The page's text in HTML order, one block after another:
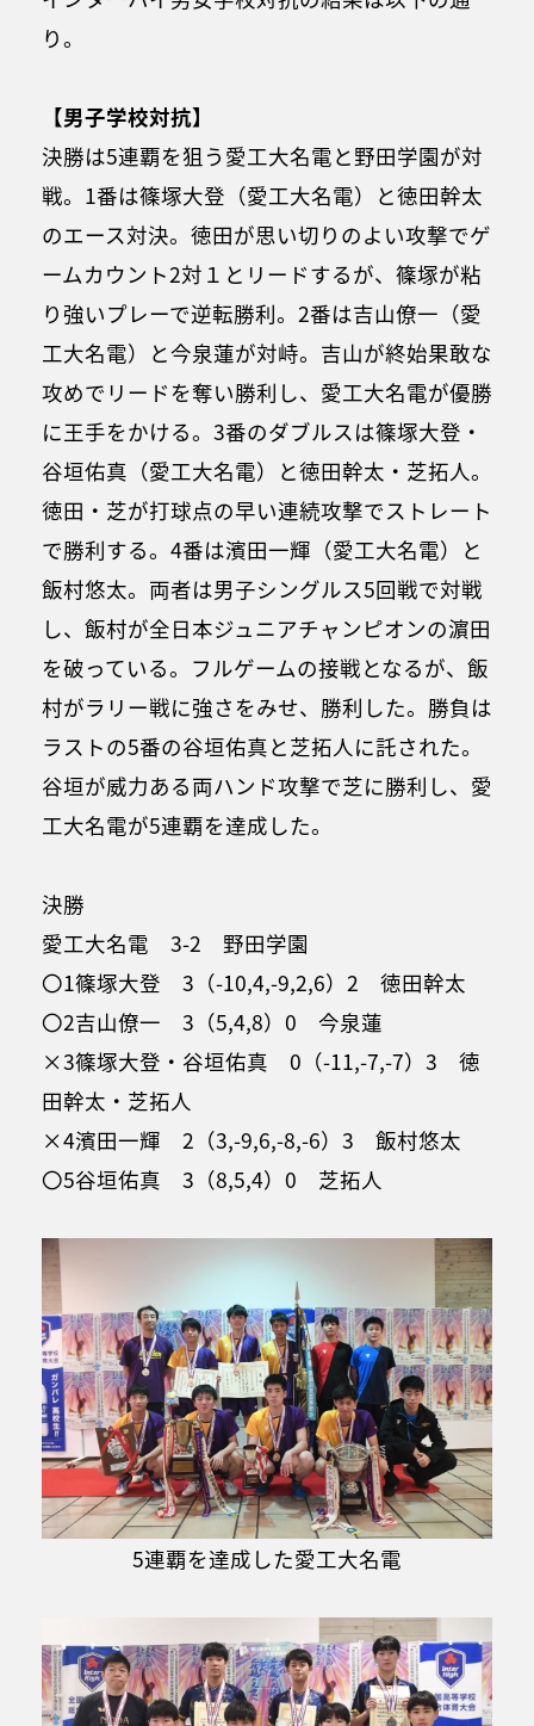
り。
【男子学校対抗】
決勝は5連覇を狙う愛工大名電と野田学園が対
戦。1番は篠塚大登（愛工大名電）と徳田幹太
のエース対決。徳田が思い切りのよい攻撃でゲ
ームカウント2対１とリードするが、篠塚が粘
り強いプレーで逆転勝利。2番は吉山僚一（愛
工大名電）と今泉蓮が対峙。吉山が終始果敢な
攻めでリードを奪い勝利し、愛工大名電が優勝
に王手をかける。3番のダブルスは篠塚大登・
谷垣佑真（愛工大名電）と徳田幹太・芝拓人。
徳田・芝が打球点の早い連続攻撃でストレート
で勝利する。4番は濱田一輝（愛工大名電）と
飯村悠太。両者は男子シングルス5回戦で対戦
し、飯村が全日本ジュニアチャンピオンの濵田
を破っている。フルゲームの接戦となるが、飯
村がラリー戦に強さをみせ、勝利した。勝負は
ラストの5番の谷垣佑真と芝拓人に託された。
谷垣が威力ある両ハンド攻撃で芝に勝利し、愛
工大名電が5連覇を達成した。
決勝
愛工大名電 3-2 野田学園
〇1篠塚大登 3（-10,4,-9,2,6）2 徳田幹太
〇2吉山僚一 3（5,4,8）0 今泉蓮
×3篠塚大登・谷垣佑真 0（-11,-7,-7）3 徳
田幹太・芝拓人
×4濱田一輝 2（3,-9,6,-8,-6）3 飯村悠太
〇5谷垣佑真 3（8,5,4）0 芝拓人
5連覇を達成した愛工大名電